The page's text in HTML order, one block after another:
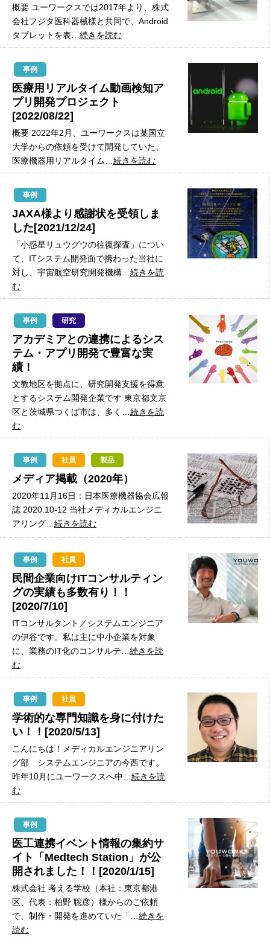
概要 ユーワークスでは2017年より、株式
会社フジタ医科器械様と共同で、Android
タブレットを表… 続きを読む
事例
医療用リアルタイム動画検知ア
プリ開発プロジェクト
[2022/08/22]
概要 2022年2月、ユーワークスは某国立
大学からの依頼を受けて開発していた、
医療機器用リアルタイム… 続きを読む
事例
JAXA様より感謝状を受領しま
した[2021/12/24]
「小惑星リュウグウの往復探査」につい
て、ITシステム開発面で携わった当社に
対し、宇宙航空研究開発機構… 続きを読
む
事例 研究
アカデミアとの連携によるシス
テム・アプリ開発で豊富な実
績！
文教地区を拠点に、研究開発支援を得意
とするシステム開発企業です 東京都文京
区と茨城県つくば市は、多く… 続きを読
む
事例 社員 製品
メディア掲載（2020年）
2020年11月16日：日本医療機器協会広報
誌 2020.10-12 当社メディカルエンジニ
アリング… 続きを読む
事例 社員
民間企業向けITコンサルティン
グの実績も多数有り！！
[2020/7/10]
ITコンサルタント／システムエンジニア
の伊谷です。私は主に中小企業を対象
に、業務のIT化のコンサルテ… 続きを読
む
事例 社員
学術的な専門知識を身に付けた
い！！[2020/5/13]
こんにちは！メディカルエンジニアリン
グ部 システムエンジニアの今西です。
昨年10月にユーワークスへ中… 続きを読
む
事例
医工連携イベント情報の集約サ
イト「Medtech Station」が公
開されました！！[2020/1/15]
株式会社 考える学校（本社：東京都港
区、代表：柏野 聡彦）様からのご依頼
で、制作・開発を進めていた「… 続きを
読む